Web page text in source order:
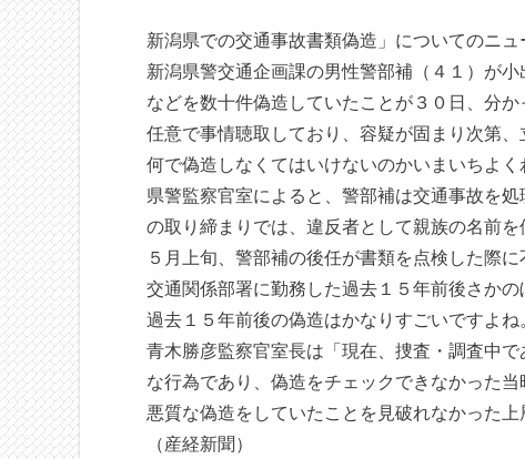
新潟県での交通事故書類偽造」についてのニュ
新潟県警交通企画課の男性警部補（４１）が
などを数十件偽造していたことが３０日、分
任意で事情聴取しており、容疑が固まり次第、
何で偽造しなくてはいけないのかいまいちよく
県警監察官室によると、警部補は交通事故を
の取り締まりでは、違反者として親族の名前
５月上旬、警部補の後任が書類を点検した際
交通関係部署に勤務した過去１５年前後さかの
過去１５年前後の偽造はかなりすごいですよね。
青木勝彦監察官室長は「現在、捜査・調査中
な行為であり、偽造をチェックできなかった当
悪質な偽造をしていたことを見破れなかった上
（産経新聞）